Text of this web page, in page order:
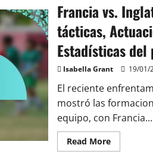
Francia vs.
tácticas,
Estadísticas
Isabella Grant 19/01/
El reciente
mostró las
equipo, con Francia...
Read MoreRead
more